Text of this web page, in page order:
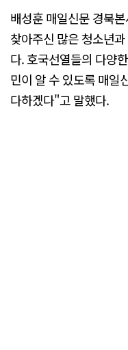
배성훈 매일신문 경북
찾아주신 많은 청소년
다. 호국선열들의 다양
민이 알 수 있도록 매일
다하겠다"고 말했다.